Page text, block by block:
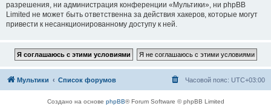
разрешения, ни администрация конференции «Мультики», ни phpBB
Limited не может быть ответственна за действия хакеров, которые могут
привести к несанкционированному доступу к ней.
Мультики Список форумов Часовой пояс: UTC+03:00
Создано на основе phpBB® Forum Software © phpBB Limited